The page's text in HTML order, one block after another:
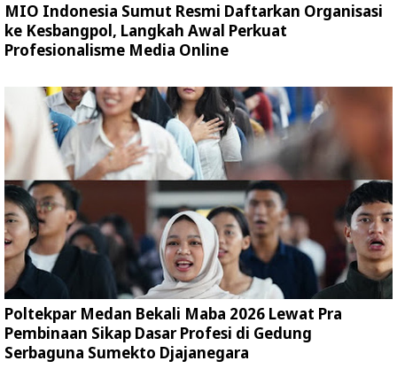
MIO Indonesia Sumut Resmi Daftarkan Organisasi
ke Kesbangpol, Langkah Awal Perkuat
Profesionalisme Media Online
Poltekpar Medan Bekali Maba 2026 Lewat Pra
Pembinaan Sikap Dasar Profesi di Gedung
Serbaguna Sumekto Djajanegara